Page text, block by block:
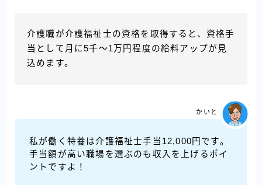
介護職が介護福祉士の資格を取得すると、資格手
当として月に5千〜1万円程度の給料アップが見
込めます。
私が働く特養は介護福祉士手当12,000円です。
手当額が高い職場を選ぶのも収入を上げるポイ
ントですよ！
かいと